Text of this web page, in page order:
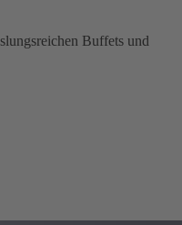
Buffets und